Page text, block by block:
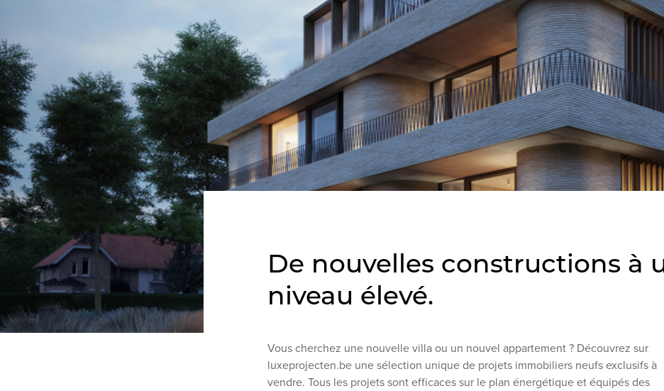
De nouvelles constructions à
niveau élevé.
Vous cherchez une nouvelle villa ou un nouvel appartement ? Découvrez sur
luxeprojecten.be une sélection unique de projets immobiliers neufs exclusifs à
vendre. Tous les projets sont efficaces sur le plan énergétique et équipés des